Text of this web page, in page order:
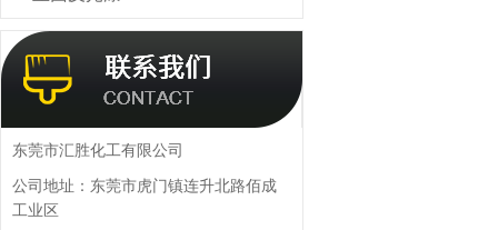
东莞市汇胜化工有限公司
公司地址：东莞市虎门镇连升北路佰成
工业区